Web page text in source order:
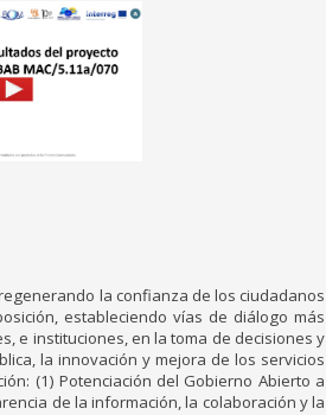
la confianza de los ciudadanos
estableciendo vías de diálogo más
e instituciones, en la toma de decisiones y
la innovación y mejora de los servicios
(1) Potenciación del Gobierno Abierto a
de la información, la colaboración y la